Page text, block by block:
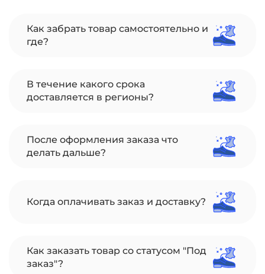
Как забрать товар самостоятельно и
где?
В течение какого срока
доставляется в регионы?
После оформления заказа что
делать дальше?
Когда оплачивать заказ и доставку?
Как заказать товар со статусом "Под
заказ"?